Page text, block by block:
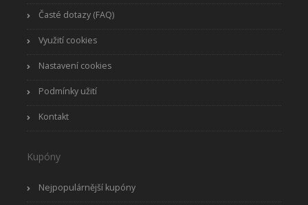
Časté dotazy (FAQ)
Využití cookies
Nastavení cookies
Podmínky užití
Kontakt
Kupóny
Nejpopulárnější kupóny